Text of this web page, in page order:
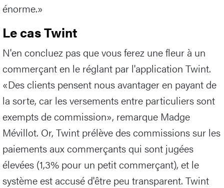
énorme.»
Le cas Twint
N'en concluez pas que vous ferez une fleur à un
commerçant en le réglant par l'application Twint.
«Des clients pensent nous avantager en payant de
la sorte, car les versements entre particuliers sont
exempts de commission», remarque Madge
Mévillot. Or, Twint prélève des commissions sur les
paiements aux commerçants qui sont jugées
élevées (1,3% pour un petit commerçant), et le
système est accusé d'être peu transparent. Twint